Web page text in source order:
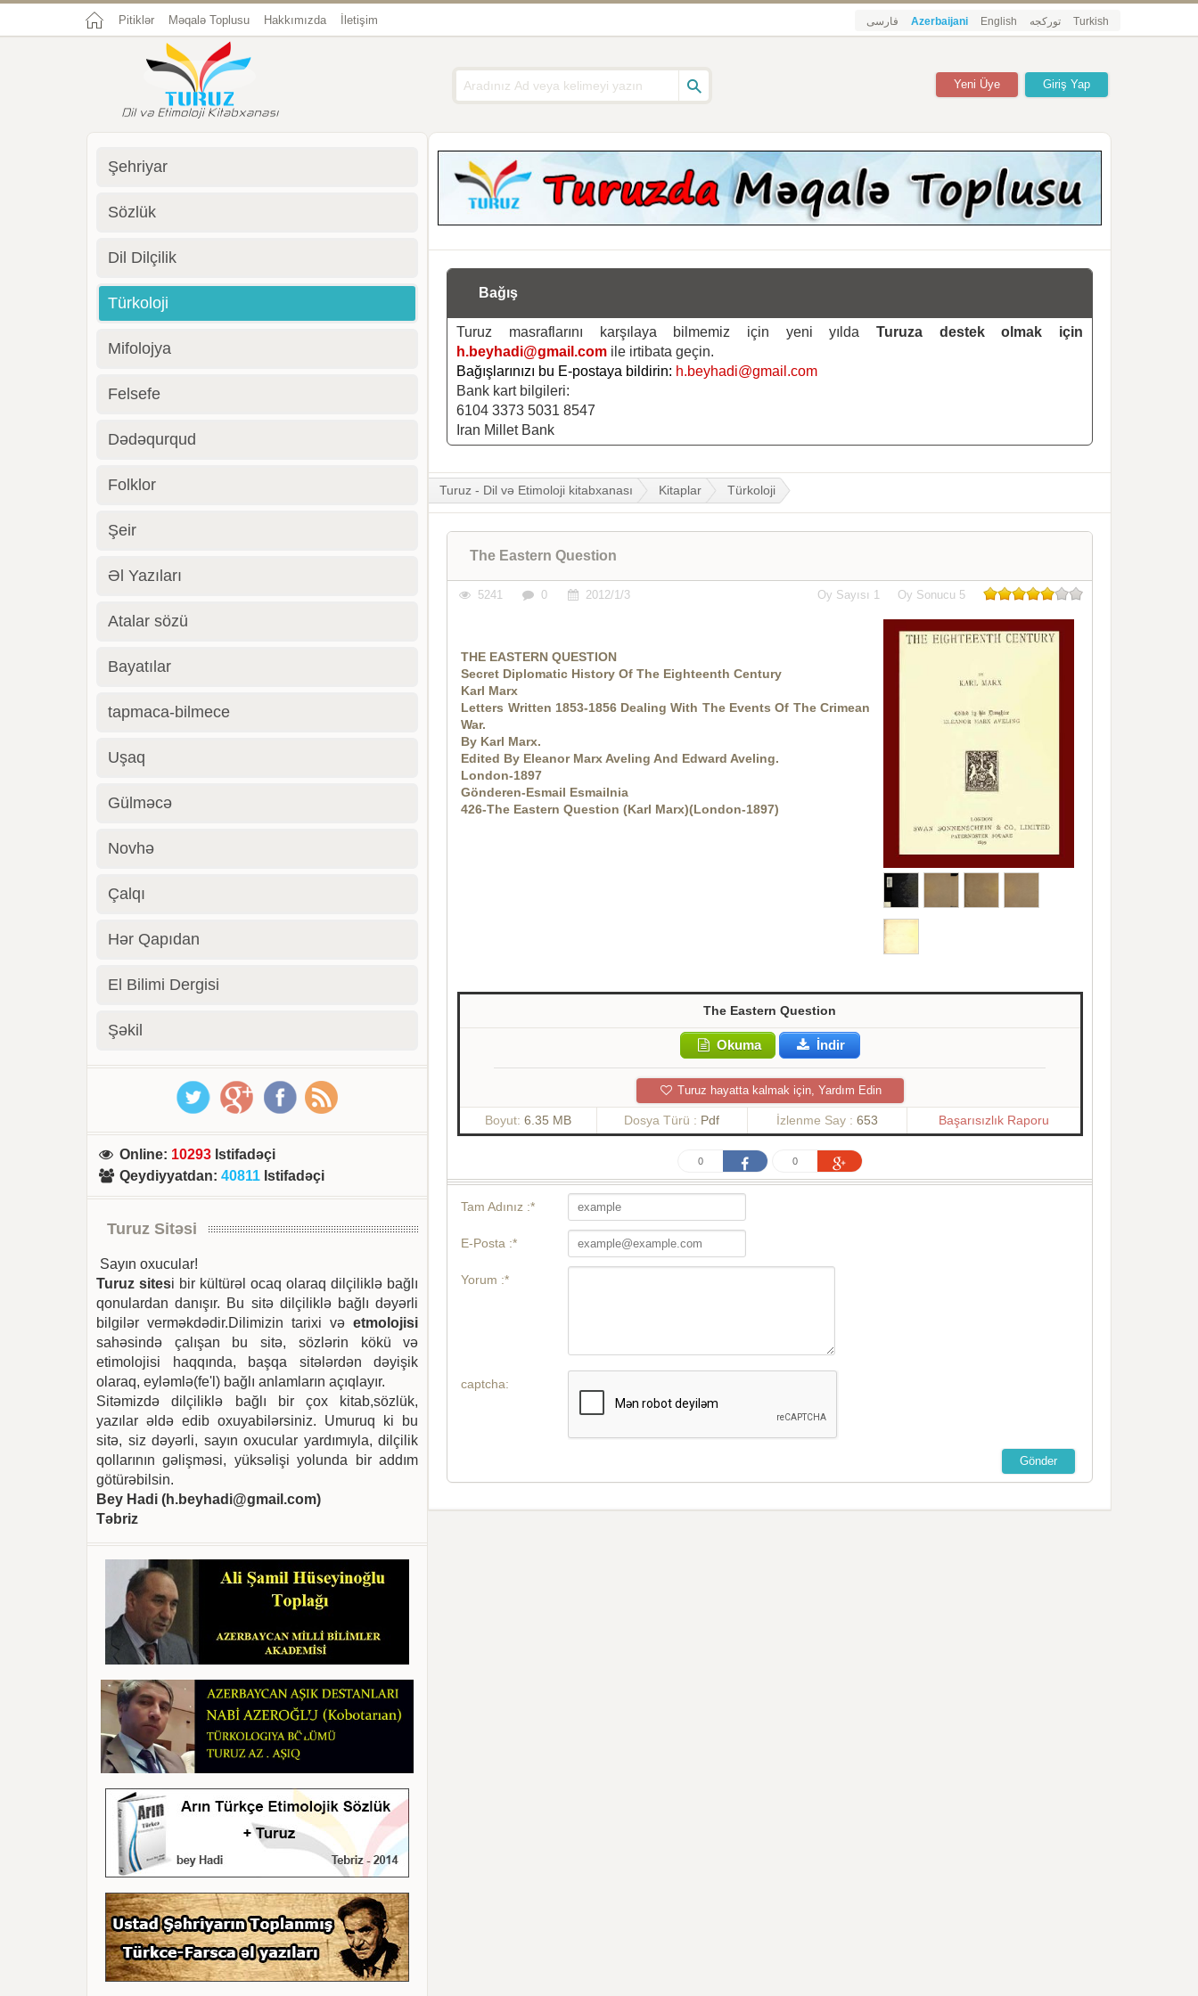
Pitiklər Məqalə Toplusu Hakkımızda İletişim فارسی Azerbaijani English تورکجه Turkish
Giriş Yap
Yeni Üye
Bağış
Turuz masraflarını karşılaya bilmemiz için yeni yıldaTuruza destek olmak için
h.beyhadi@gmail.com ile irtibata geçin.
Bağışlarınızı bu E-postaya bildirin: h.beyhadi@gmail.com
Bank kart bilgileri:
6104 3373 5031 8547
Iran Millet Bank
Turuz - Dil və Etimoloji kitabxanası Kitaplar Türkoloji
The Eastern Question
5241 0 2012/1/3 Oy Sayısı 1 Oy Sonucu 5
THE EASTERN QUESTION
Secret Diplomatic History Of The Eighteenth Century
Karl Marx
Letters Written 1853-1856 Dealing With The Events Of The Crimean
War.
By Karl Marx.
Edited By Eleanor Marx Aveling And Edward Aveling.
London-1897
Gönderen-Esmail Esmailnia
426-The Eastern Question (Karl Marx)(London-1897)
The Eastern Question
Okuma İndir
Turuz hayatta kalmak için, Yardım Edin
Boyut: 6.35 MB Dosya Türü : Pdf İzlenme Say : 653 Başarısızlık Raporu
0 0
Tam Adınız :*
E-Posta :*
Yorum :*
captcha:
Şehriyar
Sözlük
Dil Dilçilik
Türkoloji
Mifolojya
Felsefe
Dədəqurqud
Folklor
Şeir
Əl Yazıları
Atalar sözü
Bayatılar
tapmaca-bilmece
Uşaq
Gülməcə
Novhə
Çalqı
Hər Qapıdan
El Bilimi Dergisi
Şəkil
Online: 10293 Istifadəçi
Qeydiyyatdan:40811 Istifadəçi
Turuz Sitəsi
Sayın oxucular!
Turuz sitesi bir kültürəl ocaq olaraq dilçiliklə bağlı
qonulardan danışır. Bu sitə dilçiliklə bağlı dəyərli
bilgilər verməkdədir.Dilimizin tarixi vəetmolojisi
sahəsində çalışan bu sitə, sözlərin kökü və
etimolojisi haqqında, başqa sitələrdən dəyişik
olaraq, eyləmlə(fe'l) bağlı anlamların açıqlayır.
Sitəmizdə dilçiliklə bağlı bir çox kitab,sözlük,
yazılar əldə edib oxuyabilərsiniz. Umuruq ki bu
sitə, siz dəyərli, sayın oxucular yardımıyla, dilçilik
qollarının gəlişməsi, yüksəlişi yolunda bir addım
götürəbilsin.
Bey Hadi (h.beyhadi@gmail.com)
Təbriz